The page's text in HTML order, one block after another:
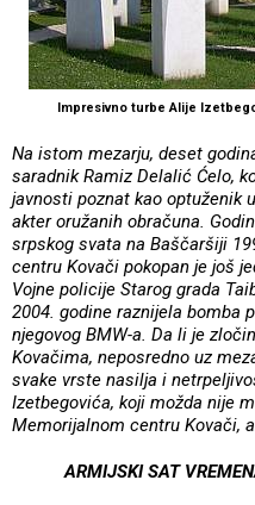
Impresivno turbe Alije
Na istom mezarju, deset
saradnik Ramiz Delalić Ćelo,
javnosti poznat kao optuženik
akter oružanih obračuna.
srpskog svata na Baščaršiji
centru Kovači pokopan je još
Vojne policije Starog grada
2004. godine raznijela bomba
njegovog BMW-a. Da li je
Kovačima, neposredno uz
svake vrste nasilja i
Izetbegovića, koji možda nije
Memorijalnom centru Kovači,
ARMIJSKI SAT